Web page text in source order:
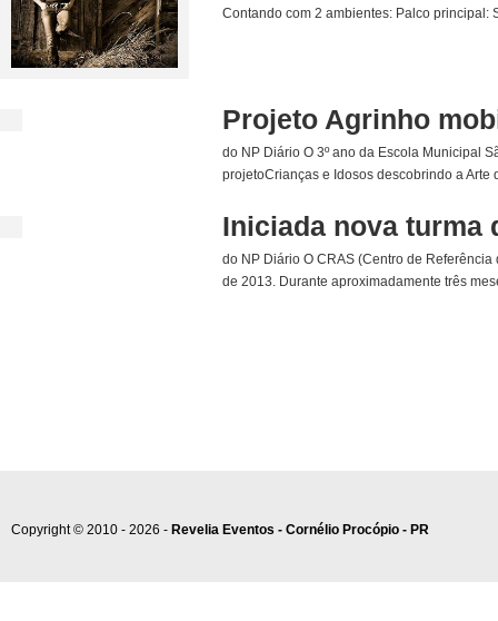
Contando com 2 ambientes: Palco principal:
Projeto Agrinho
do NP Diário O 3º ano da Escola Municipal
projetoCrianças e Idosos descobrindo a Arte
Iniciada nova turma
do NP Diário O CRAS (Centro de
de 2013. Durante aproximadamente três
Copyright © 2010 - 2026 - Revelia Eventos - Cornélio Procópio - PR